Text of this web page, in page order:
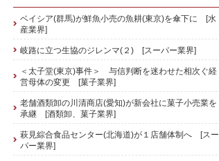
ベイシア(群馬)が鮮魚小売の魚耕(東京)を傘下に [水
産業界]
岐路に立つ生協のジレンマ(２) [スーパー業界]
＜太子堂(東京)事件＞ 与信判断を迷わせた相次ぐ経
営母体の変更 [菓子業界]
老舗酒類卸の川清商店(愛知)が新会社に菓子小売業を
承継 [酒類卸、菓子業界]
萩見綜合食品センター(北海道)が１店舗体制へ [スー
パー業界]